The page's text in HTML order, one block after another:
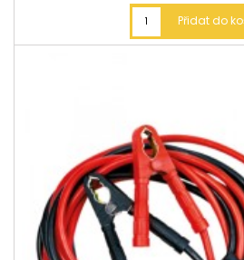
Přidat do